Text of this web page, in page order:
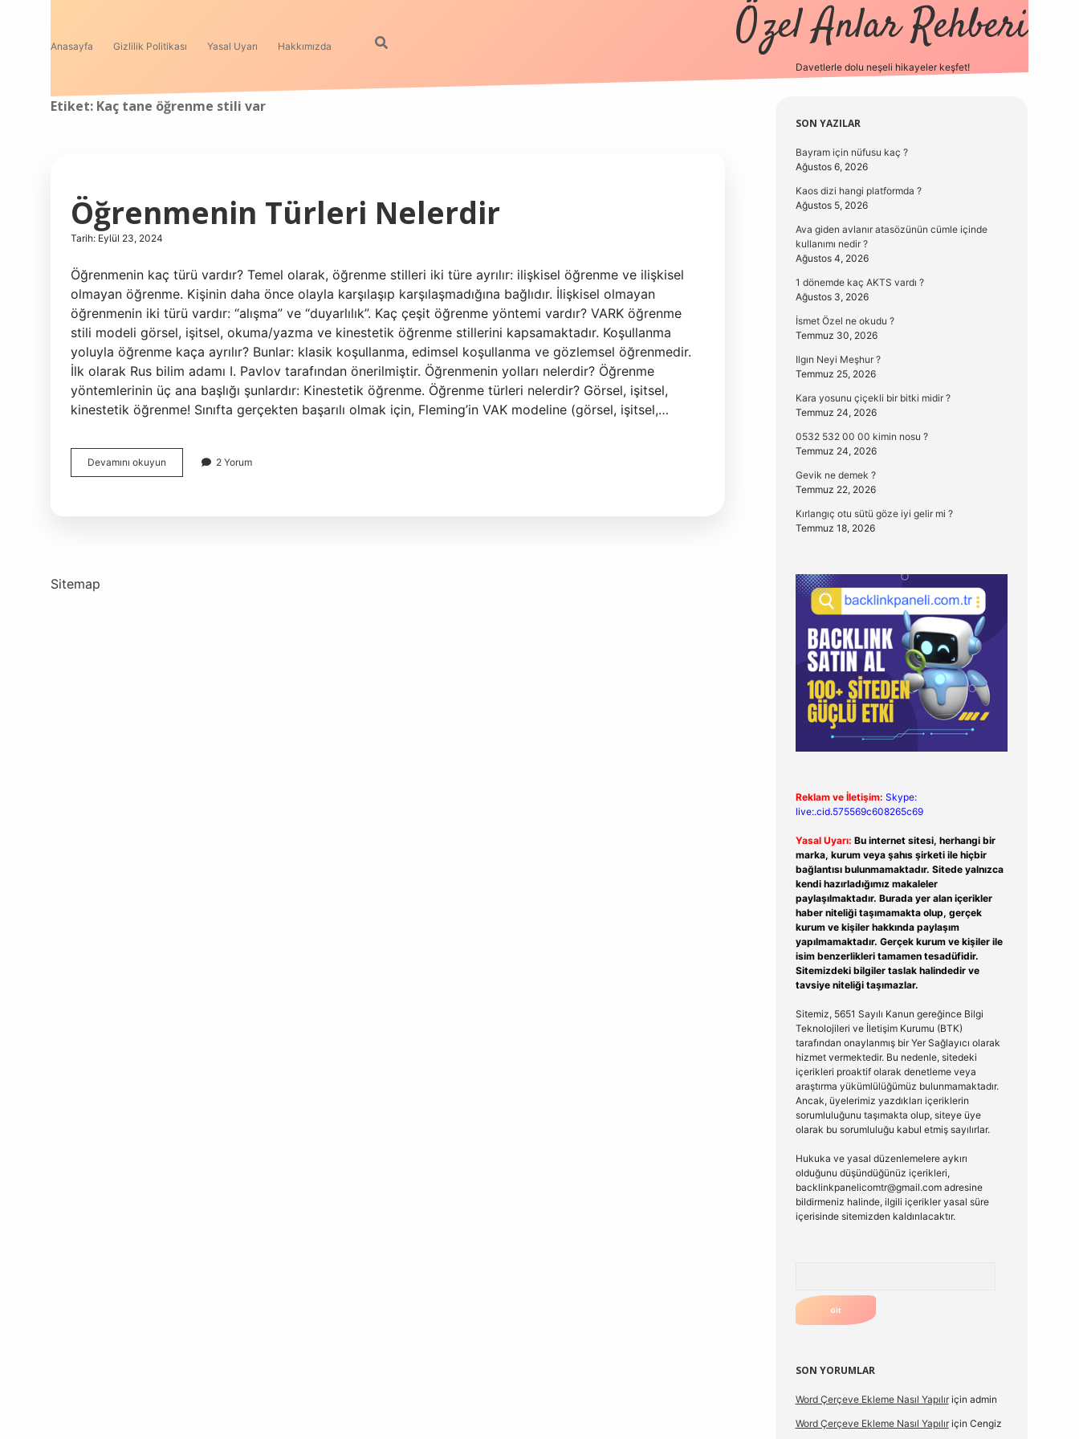
Anasayfa Gizlilik Politikası Yasal Uyarı Hakkımızda Özel Anlar Rehberi
Davetlerle dolu neşeli hikayeler keşfet!
Etiket: Kaç tane öğrenme stili var
Öğrenmenin Türleri Nelerdir
Tarih: Eylül 23, 2024
Öğrenmenin kaç türü vardır? Temel olarak, öğrenme stilleri iki türe ayrılır: ilişkisel öğrenme ve ilişkisel
olmayan öğrenme. Kişinin daha önce olayla karşılaşıp karşılaşmadığına bağlıdır. İlişkisel olmayan
öğrenmenin iki türü vardır: “alışma” ve “duyarlılık”. Kaç çeşit öğrenme yöntemi vardır? VARK öğrenme
stili modeli görsel, işitsel, okuma/yazma ve kinestetik öğrenme stillerini kapsamaktadır. Koşullanma
yoluyla öğrenme kaça ayrılır? Bunlar: klasik koşullanma, edimsel koşullanma ve gözlemsel öğrenmedir.
İlk olarak Rus bilim adamı I. Pavlov tarafından önerilmiştir. Öğrenmenin yolları nelerdir? Öğrenme
yöntemlerinin üç ana başlığı şunlardır: Kinestetik öğrenme. Öğrenme türleri nelerdir? Görsel, işitsel,
kinestetik öğrenme! Sınıfta gerçekten başarılı olmak için, Fleming’in VAK modeline (görsel, işitsel,…
Devamını okuyun Öğrenmenin
Türleri
2 Yorum
Sitemap
Sidebar
SON YAZILAR
Bayram için nüfusu kaç ?
Ağustos 6, 2026
Kaos dizi hangi platformda ?
Ağustos 5, 2026
Ava giden avlanır atasözünün cümle içinde
kullanımı nedir ?
Ağustos 4, 2026
1 dönemde kaç AKTS vardı ?
Ağustos 3, 2026
İsmet Özel ne okudu ?
Temmuz 30, 2026
Ilgın Neyi Meşhur ?
Temmuz 25, 2026
Kara yosunu çiçekli bir bitki midir ?
Temmuz 24, 2026
0532 532 00 00 kimin nosu ?
Temmuz 24, 2026
Gevik ne demek ?
Temmuz 22, 2026
Kırlangıç otu sütü göze iyi gelir mi ?
Temmuz 18, 2026
Reklam ve İletişim: Skype:
live:.cid.575569c608265c69
Yasal Uyarı: Bu internet sitesi, herhangi bir
marka, kurum veya şahıs şirketi ile hiçbir
bağlantısı bulunmamaktadır. Sitede yalnızca
kendi hazırladığımız makaleler
paylaşılmaktadır. Burada yer alan içerikler
haber niteliği taşımamakta olup, gerçek
kurum ve kişiler hakkında paylaşım
yapılmamaktadır. Gerçek kurum ve kişiler ile
isim benzerlikleri tamamen tesadüfidir.
Sitemizdeki bilgiler taslak halindedir ve
tavsiye niteliği taşımazlar.
Sitemiz, 5651 Sayılı Kanun gereğince Bilgi
Teknolojileri ve İletişim Kurumu (BTK)
tarafından onaylanmış bir Yer Sağlayıcı olarak
hizmet vermektedir. Bu nedenle, sitedeki
içerikleri proaktif olarak denetleme veya
araştırma yükümlülüğümüz bulunmamaktadır.
Ancak, üyelerimiz yazdıkları içeriklerin
sorumluluğunu taşımakta olup, siteye üye
olarak bu sorumluluğu kabul etmiş sayılırlar.
Hukuka ve yasal düzenlemelere aykırı
olduğunu düşündüğünüz içerikleri,
backlinkpanelicomtr@gmail.comadresine
bildirmeniz halinde, ilgili içerikler yasal süre
içerisinde sitemizden kaldırılacaktır.
SON YORUMLAR
Word Çerçeve Ekleme Nasıl Yapılıriçin admin
Word Çerçeve Ekleme Nasıl Yapılıriçin Cengiz